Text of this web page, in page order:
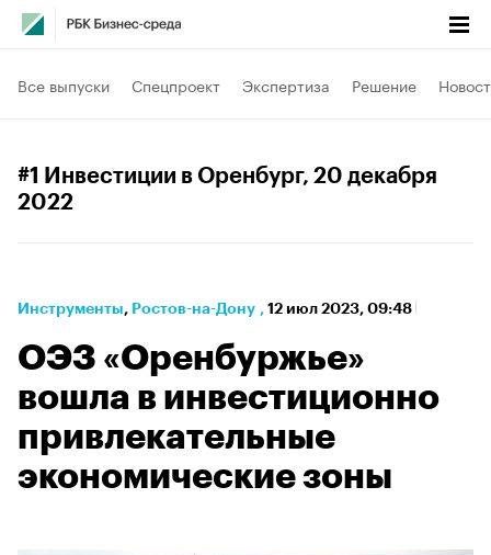
Все выпуски Спецпроект Экспертиза Решение
#1 Инвестиции в Оренбург, 20 декабря
2022
Инструменты⁠, Ростов-на-Дону , 12 июл 2023, 09:48
ОЭЗ «Оренбуржье»
вошла в инвестиционно
привлекательные
экономические зоны